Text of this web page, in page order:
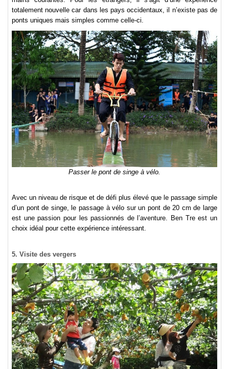
totalement nouvelle car dans les pays occidentaux, il n’existe pas de
ponts uniques mais simples comme celle-ci.
Passer le pont de singe à vélo.
Avec un niveau de risque et de défi plus élevé que le passage simple
d’un pont de singe, le passage à vélo sur un pont de 20 cm de large
est une passion pour les passionnés de l’aventure. Ben Tre est un
choix idéal pour cette expérience intéressant.
5. Visite des vergers